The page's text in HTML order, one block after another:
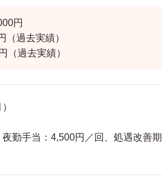
円
（過去実績）
（過去実績）
勤手当：4,500円／回、処遇改善期